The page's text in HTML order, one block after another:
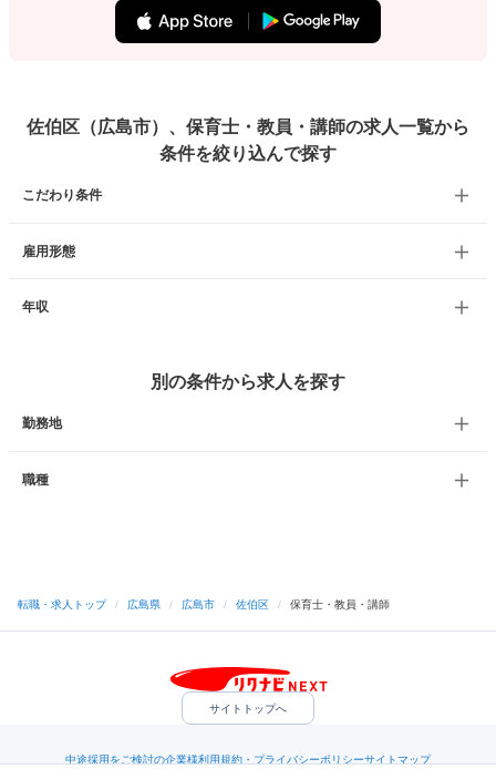
佐伯区（広島市）、保育士・教員・講師の求人一覧から
条件を絞り込んで探す
こだわり条件
雇用形態
年収
別の条件から求人を探す
勤務地
職種
転職・求人トップ / 広島県 / 広島市 / 佐伯区 / 保育士・教員・講師
サイトトップへ
中途採用をご検討の企業様利用規約・プライバシーポリシーサイトマップ